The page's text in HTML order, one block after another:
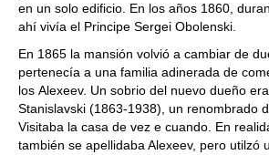
en un solo edificio. En los años 1860,
ahí vivía el Principe Sergei Obolenski.
En 1865 la mansión volvió a cambiar de
pertenecía a una familia adinerada de
los Alexeev. Un sobrio del nuevo dueño
Stanislavski (1863-1938), un renombrado
Visitaba la casa de vez e cuando. En
también se apellidaba Alexeev, pero utilzó